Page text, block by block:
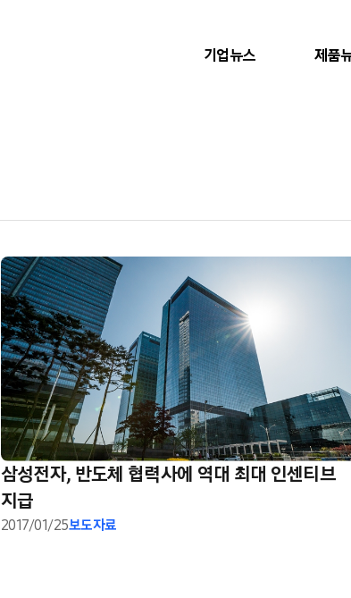
기업뉴스 제품
삼성전자, 반도체 협력사에 역대 최대 인센티브
지급
2017/01/25보도자료